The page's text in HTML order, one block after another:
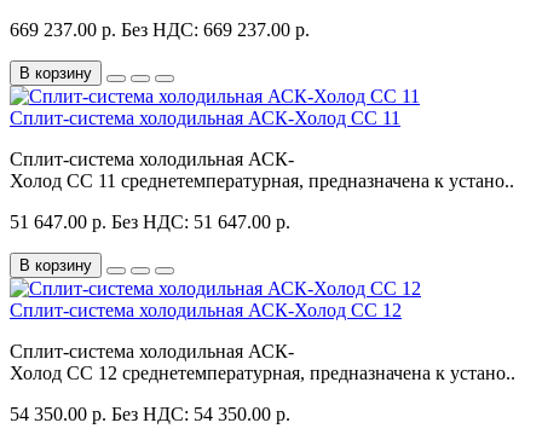
669 237.00 р. Без НДС: 669 237.00 р.
В корзину
Сплит-система холодильная АСК-Холод CC 11
Сплит-система холодильная АСК-
Холод CC 11 среднетемпературная, предназначена к устано..
51 647.00 р. Без НДС: 51 647.00 р.
В корзину
Сплит-система холодильная АСК-Холод CC 12
Сплит-система холодильная АСК-
Холод CC 12 среднетемпературная, предназначена к устано..
54 350.00 р. Без НДС: 54 350.00 р.